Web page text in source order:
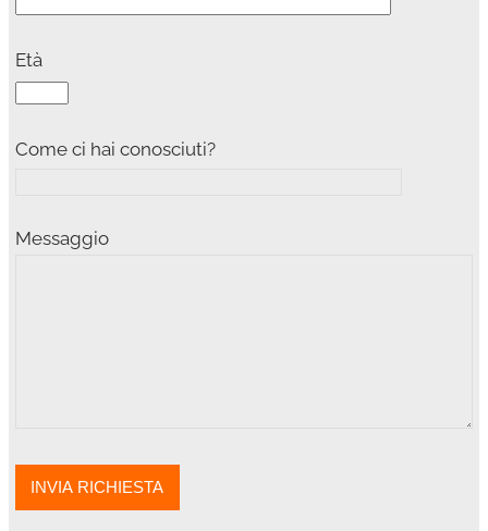
Età
Come ci hai conosciuti?
Messaggio